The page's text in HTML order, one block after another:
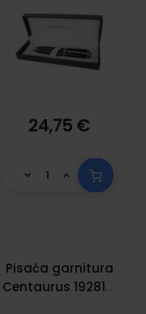
24,75 €
Pisaća garnitura
Centaurus 192814,